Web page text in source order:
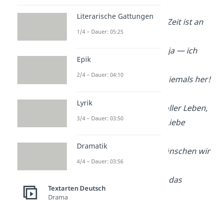
wofür so oft wenig Zeit ist an
anderen Tagen.
Hab dich lieb, Oma, ja — ich
und gebe Dich nie niemals her!
Mit [Alter] Jahren voller Leben,
hast du uns so viel Liebe
Zum Geburtstag wünschen wir
dir viel Glück,
und von jedem Jahr das
schönste Stück!
Literarische Gattungen
1/4 – Dauer: 05:25
Epik
2/4 – Dauer: 04:10
Lyrik
3/4 – Dauer: 03:50
Dramatik
4/4 – Dauer: 03:56
Textarten Deutsch
Drama